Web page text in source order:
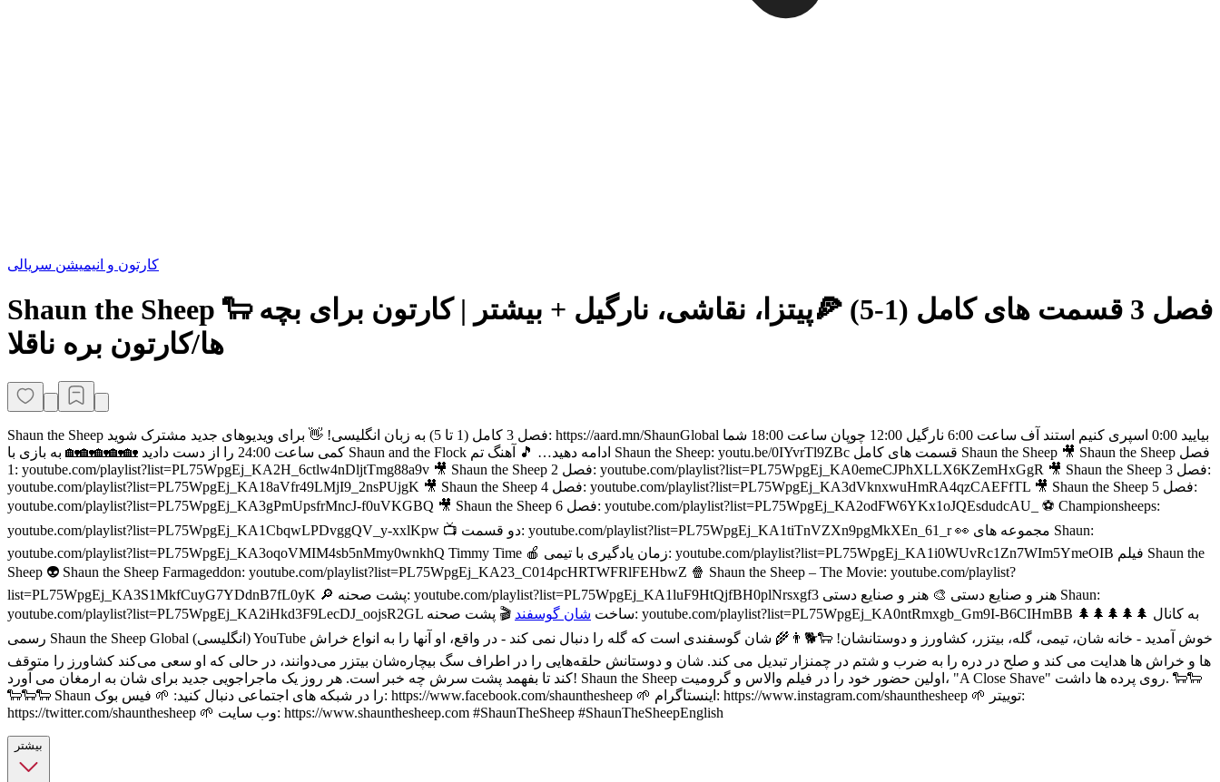
کارتون و انیمیشن سریالی
Shaun the Sheep 🐑 فصل 3 قسمت های کامل (1-5) 🍕پیتزا، نقاشی، نارگیل + بیشتر | کارتون برای بچه
ها/کارتون بره ناقلا
Shaun the Sheep فصل 3 کامل (1 تا 5) به زبان انگلیسی! 👋 برای ویدیوهای جدید مشترک شوید: https://aard.mn/ShaunGlobal بیایید 0:00 اسپری کنیم استند آف ساعت 6:00 نارگیل 12:00 چوپان ساعت 18:00 شما
کمی ساعت 24:00 را از دست دادید 🏡🏡🏡🏡🏡 به بازی با Shaun and the Flock ادامه دهید… 🎵 آهنگ تم Shaun the Sheep: youtu.be/0IYvrTl9ZBc قسمت های کامل Shaun the Sheep 🎥 Shaun the Sheep فصل
1: youtube.com/playlist?list=PL75WpgEj_KA2H_6ctlw4nDljtTmg88a9v 🎥 Shaun the Sheep فصل 2: ​​youtube.com/playlist?list=PL75WpgEj_KA0emeCJPhXLLX6KZemHxGgR 🎥 Shaun the Sheep فصل 3:
youtube.com/playlist?list=PL75WpgEj_KA18aVfr49LMjI9_2nsPUjgK 🎥 Shaun the Sheep فصل 4: youtube.com/playlist?list=PL75WpgEj_KA3dVknxwuHmRA4qzCAEFfTL 🎥 Shaun the Sheep فصل 5:
youtube.com/playlist?list=PL75WpgEj_KA3gPmUpsfrMncJ-f0uVKGBQ 🎥 Shaun the Sheep فصل 6: youtube.com/playlist?list=PL75WpgEj_KA2odFW6YKx1oJQEsdudcAU_ ⚽ Championsheeps:
youtube.com/playlist?list=PL75WpgEj_KA1CbqwLPDvggQV_y-xxlKpw 📺 دو قسمت: youtube.com/playlist?list=PL75WpgEj_KA1tiTnVZXn9pgMkXEn_61_r 👀 مجموعه های Shaun:
youtube.com/playlist?list=PL75WpgEj_KA3oqoVMIM4sb5nMmy0wnkhQ Timmy Time 🍎 زمان یادگیری با تیمی: youtube.com/playlist?list=PL75WpgEj_KA1i0WUvRc1Zn7WIm5YmeOIB فیلم Shaun the
Sheep 👽 Shaun the Sheep Farmageddon: youtube.com/playlist?list=PL75WpgEj_KA23_C014pcHRTWFRlFEHbwZ 🍿 Shaun the Sheep – The Movie: youtube.com/playlist?
list=PL75WpgEj_KA3S1MkfCuyG7YDdnB7fL0yK 🔎 پشت صحنه: youtube.com/playlist?list=PL75WpgEj_KA1luF9HtQjfBH0plNrsxgf3 هنر و صنایع دستی 🎨 هنر و صنایع دستی Shaun:
youtube.com/playlist?list=PL75WpgEj_KA2iHkd3F9LecDJ_oojsR2GL ساخت شان گوسفند 🎬 پشت صحنه: youtube.com/playlist?list=PL75WpgEj_KA0ntRmxgb_Gm9I-B6CIHmBB 🌲🌲🌲🌲🌲 به کانال
رسمی Shaun the Sheep Global (انگلیسی) YouTube خوش آمدید - خانه شان، تیمی، گله، بیتزر، کشاورز و دوستانشان! 🐑🐕👨‍🌾 شان گوسفندی است که گله را دنبال نمی کند - در واقع، او آنها را به انواع خراش
ها و خراش ها هدایت می کند و صلح در دره را به ضرب و شتم در چمنزار تبدیل می کند. شان و دوستانش حلقه‌هایی را در اطراف سگ بیچاره‌شان بیتزر می‌دوانند، در حالی که او سعی می‌کند کشاورز را متوقف
کند تا بفهمد پشت سرش چه خبر است. هر روز یک ماجراجویی جدید برای شان به ارمغان می آورد! Shaun the Sheep اولین حضور خود را در فیلم والاس و گرومیت، "A Close Shave" روی پرده ها داشت. 🐑🐑
🐑🐑🐑 Shaun را در شبکه های اجتماعی دنبال کنید: 🌱 فیس بوک: https://www.facebook.com/shaunthesheep 🌱 اینستاگرام: https://www.instagram.com/shaunthesheep 🌱 توییتر:
https://twitter.com/shaunthesheep 🌱 وب سایت: https://www.shaunthesheep.com #ShaunTheSheep #ShaunTheSheepEnglish
بیشتر